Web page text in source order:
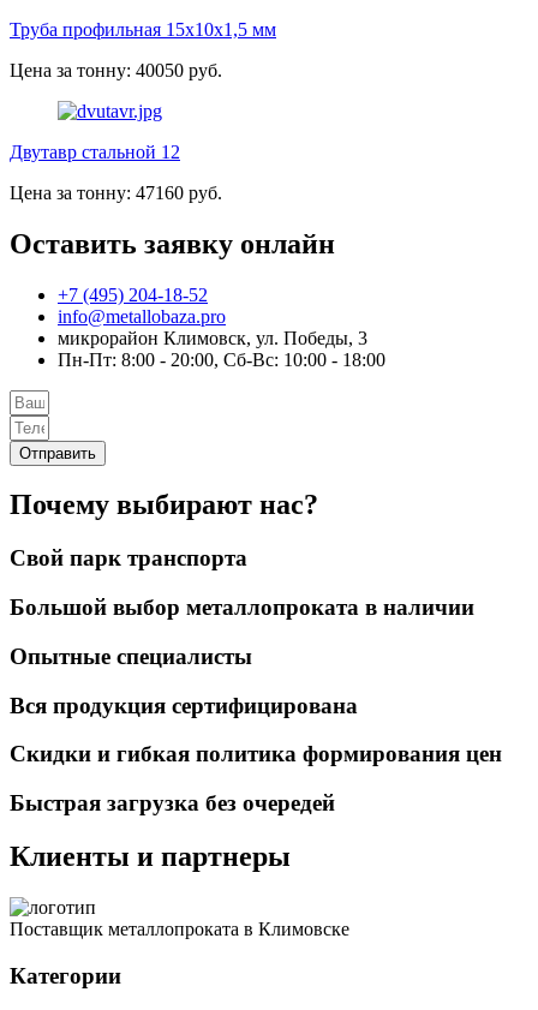
Труба профильная 15х10х1,5 мм
Цена за тонну: 40050 руб.
Двутавр стальной 12
Цена за тонну: 47160 руб.
Оставить заявку онлайн
+7 (495) 204-18-52
info@metallobaza.pro
микрорайон Климовск, ул. Победы, 3
Пн-Пт: 8:00 - 20:00, Сб-Вс: 10:00 - 18:00
Отправить
Почему выбирают нас?
Свой парк транспорта
Большой выбор металлопроката в наличии
Опытные специалисты
Вся продукция сертифицирована
Скидки и гибкая политика формирования цен
Быстрая загрузка без очередей
Клиенты и партнеры
Поставщик металлопроката в Климовске
Категории